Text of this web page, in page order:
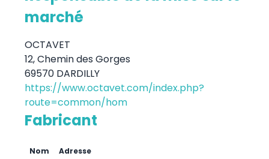
marché
OCTAVET
12, Chemin des Gorges
69570 DARDILLY
https://www.octavet.com/index.php?
route=common/hom
Fabricant
Nom Adresse